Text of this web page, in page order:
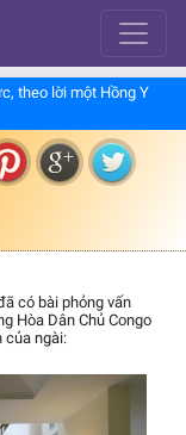
theo lời một Hồng Y
có bài phỏng vấn
Hòa Dân Chủ Congo
của ngài: